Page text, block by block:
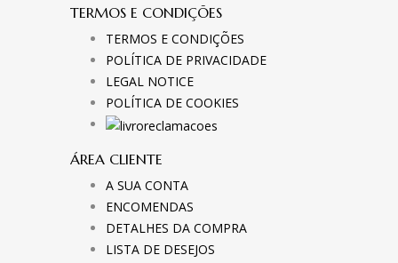
TERMOS E CONDIÇÕES
TERMOS E CONDIÇÕES
POLÍTICA DE PRIVACIDADE
LEGAL NOTICE
POLÍTICA DE COOKIES
ÁREA CLIENTE
A SUA CONTA
ENCOMENDAS
DETALHES DA COMPRA
LISTA DE DESEJOS